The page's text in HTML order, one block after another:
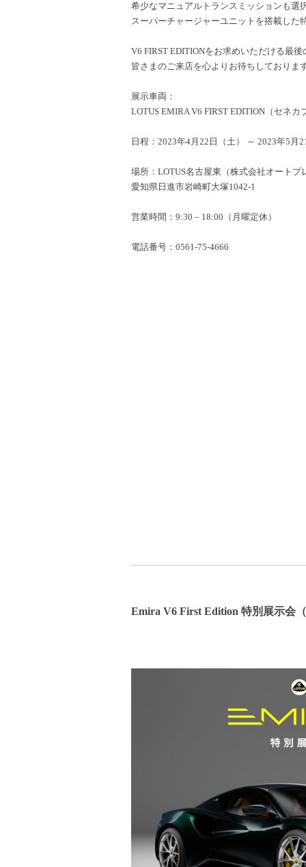
希少なマニュアルトランスミッションも選
スーパーチャージャーユニットを搭載した
V6 FIRST EDITIONをお求めいただける最
皆さまのご来店を心よりお待ちしておりま
展示車両：
LOTUS EMIRA V6 FIRST EDITION（セネカ
日程：2023年4月22日（土） ～ 2023年5月
場所：LOTUS名古屋東（株式会社オートプ
愛知県日進市岩崎町大塚1042-1
営業時間：9:30 – 18:00（月曜定休）
電話番号：0561-75-4666
Emira V6 First Edition 特別展示会